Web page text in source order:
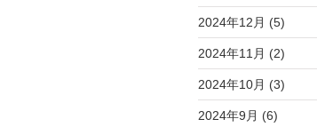
2024年12月 (5)
2024年11月 (2)
2024年10月 (3)
2024年9月 (6)